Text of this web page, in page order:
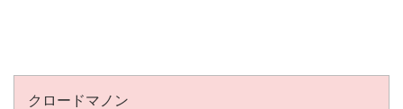
クロードマノン